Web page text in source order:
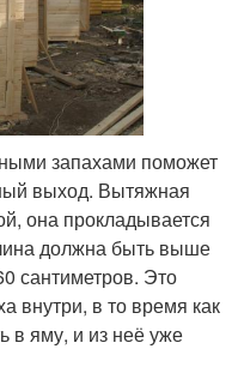
запахами поможет
выход. Вытяжная
она прокладывается
должна быть выше
сантиметров. Это
внутри, в то время как
в яму, и из неё уже